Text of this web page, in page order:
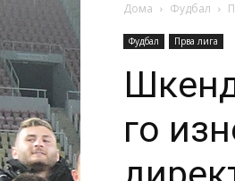
Дома Фудбал
Фудбал Прва лига
го